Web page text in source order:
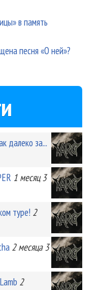
в память
песня «О ней»?
далеко за...
1 месяц 3
туре! 2
2 месяца 3
2